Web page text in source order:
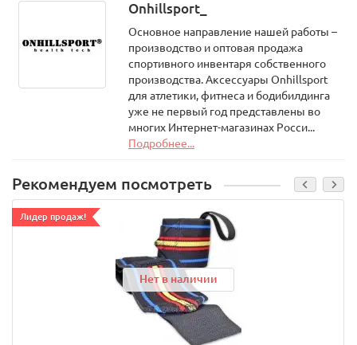
Onhillsport_
Основное направление нашей работы –
производство и оптовая продажа
спортивного инвентаря собственного
производства. Аксессуары Onhillsport
для атлетики, фитнеса и бодибилдинга
уже не первый год представлены во
многих Интернет-магазинах Росси...
Подробнее...
Рекомендуем посмотреть
Лидер продаж!
Нет в наличии